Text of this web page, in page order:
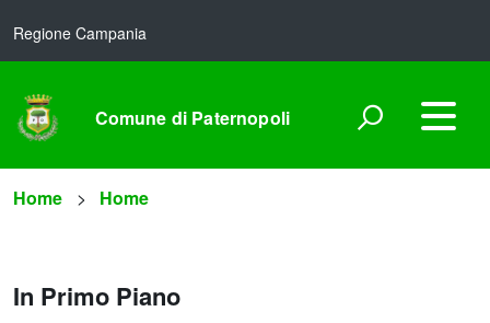
Regione Campania
Comune di Paternopoli
Home Home
In Primo Piano